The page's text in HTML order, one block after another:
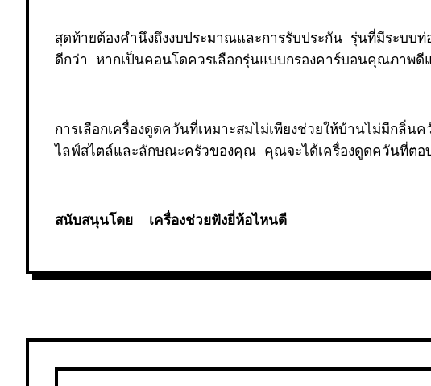
สุดท้ายต้องคำนึงถึงงบประมาณและการรับประกัน รุ่นที่มีระบบ
ดีกว่า หากเป็นคอนโดควรเลือกรุ่นแบบกรองคาร์บอนคุณภาพดี
การเลือกเครื่องดูดควันที่เหมาะสมไม่เพียงช่วยให้บ้านไม่มีกลิ่
ไลฟ์สไตล์และลักษณะครัวของคุณ คุณจะได้เครื่องดูดควันที่ตอ
สนับสนุนโดย เครื่องช่วยฟังยี่ห้อไหนดี